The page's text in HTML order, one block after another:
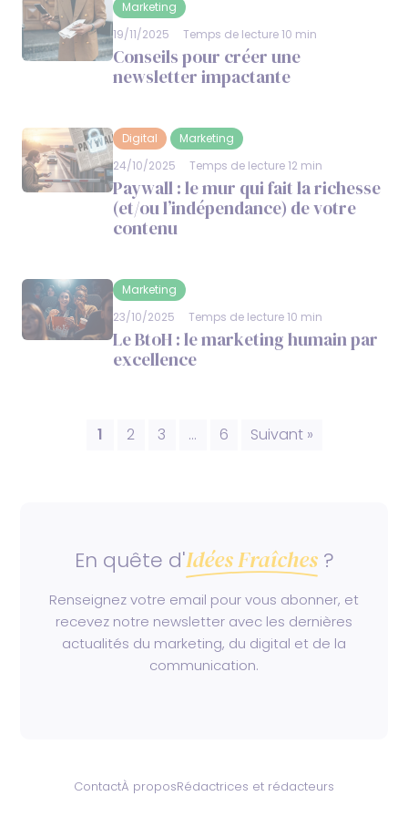
Marketing
19/11/2025
Temps de lecture 10 min
Conseils pour créer une
newsletter impactante
Digital
Marketing
24/10/2025
Temps de lecture 12 min
Paywall : le mur qui fait la richesse
(et/ou l’indépendance) de votre
contenu
Marketing
23/10/2025
Temps de lecture 10 min
Le BtoH : le marketing humain par
excellence
1 2 3 … 6 Suivant »
En quête d'Idées Fraîches?
Renseignez votre email pour vous abonner, et
recevez notre newsletter avec les dernières
actualités du marketing, du digital et de la
communication.
ContactÀ proposRédactrices et rédacteurs